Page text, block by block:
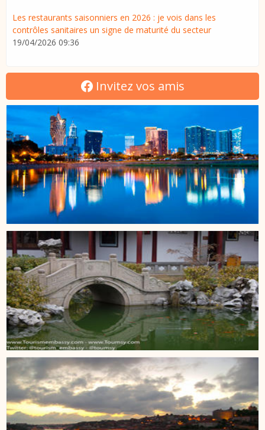
Les restaurants saisonniers en 2026 : je vois dans les
contrôles sanitaires un signe de maturité du secteur
19/04/2026 09:36
Invitez vos amis